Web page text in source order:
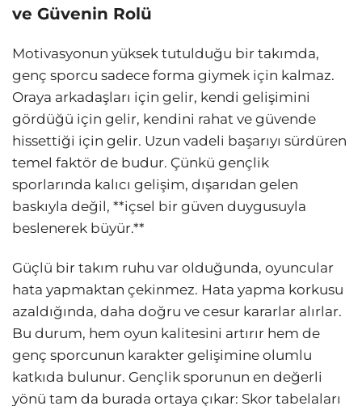
ve Güvenin Rolü
Motivasyonun yüksek tutulduğu bir takımda,
genç sporcu sadece forma giymek için kalmaz.
Oraya arkadaşları için gelir, kendi gelişimini
gördüğü için gelir, kendini rahat ve güvende
hissettiği için gelir. Uzun vadeli başarıyı sürdüren
temel faktör de budur. Çünkü gençlik
sporlarında kalıcı gelişim, dışarıdan gelen
baskıyla değil, **içsel bir güven duygusuyla
beslenerek büyür.**
Güçlü bir takım ruhu var olduğunda, oyuncular
hata yapmaktan çekinmez. Hata yapma korkusu
azaldığında, daha doğru ve cesur kararlar alırlar.
Bu durum, hem oyun kalitesini artırır hem de
genç sporcunun karakter gelişimine olumlu
katkıda bulunur. Gençlik sporunun en değerli
yönü tam da burada ortaya çıkar: Skor tabelaları